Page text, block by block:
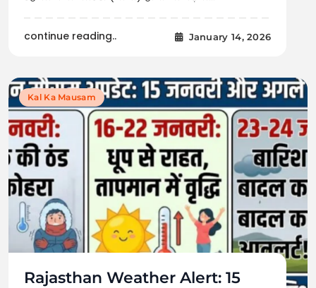
continue reading.. January 14, 2026
Kal Ka Mausam
Rajasthan Weather Alert: 15